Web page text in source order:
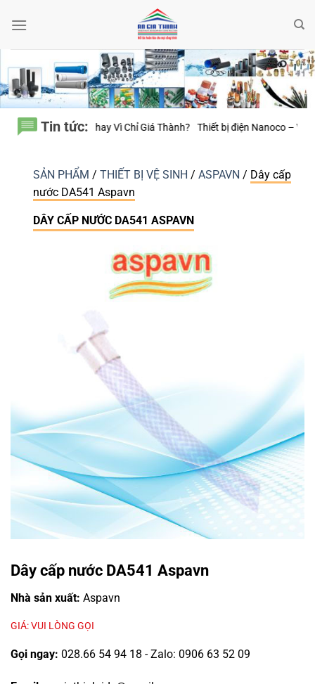
qua
Tin tức:
Thay Vì Chỉ Giá Thành? Thiết bị điện Nanoco – Vì sao những công
SẢN PHẨM / THIẾT BỊ VỆ SINH / ASPAVN / Dây cấp
nước DA541 Aspavn
DÂY CẤP NƯỚC DA541 ASPAVN
Dây cấp nước DA541 Aspavn
Nhà sản xuất: Aspavn
GIÁ: VUI LÒNG GỌI
Gọi ngay: 028.66 54 94 18 - Zalo: 0906 63 52 09